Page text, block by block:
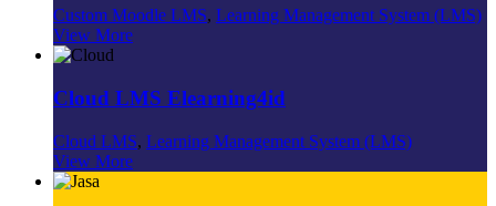
Custom Moodle LMS, Learning Management System (LMS)
View More
Cloud LMS Elearning4id
Cloud LMS, Learning Management System (LMS)
View More